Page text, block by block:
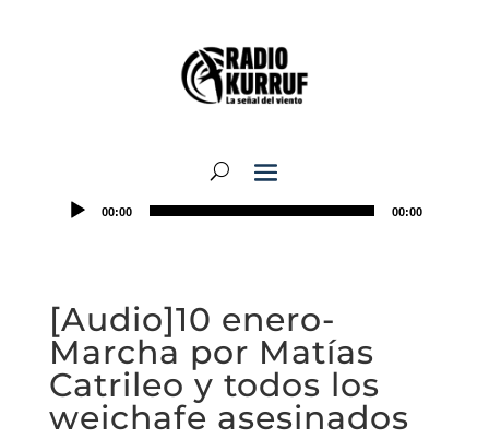
00:00 00:00
[Audio]10 enero-
Marcha por Matías
Catrileo y todos los
weichafe asesinados